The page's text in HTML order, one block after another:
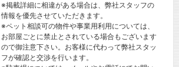
※掲載詳細に相違がある場合は、弊社スタッフの
情報を優先させていただきます。
※ペット相談可の物件や事業用利用については、
お部屋ごとに禁止とされている場合もございます
ので御注意下さい。お客様に代わって弊社スタッ
フが確認と交渉を行います。